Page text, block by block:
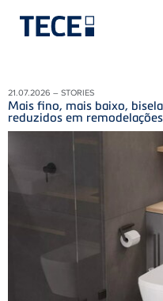
21.07.2026 – STORIES
Mais fino, mais baixo,
reduzidos em